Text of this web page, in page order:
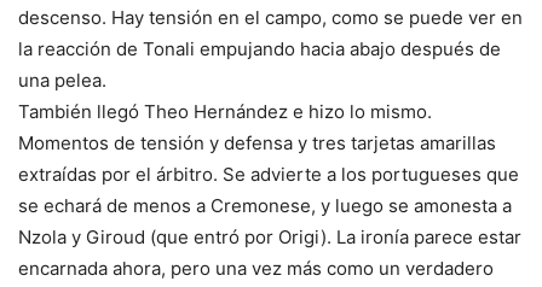
descenso. Hay tensión en el campo, como se puede ver en
la reacción de Tonali empujando hacia abajo después de
una pelea.
También llegó Theo Hernández e hizo lo mismo.
Momentos de tensión y defensa y tres tarjetas amarillas
extraídas por el árbitro. Se advierte a los portugueses que
se echará de menos a Cremonese, y luego se amonesta a
Nzola y Giroud (que entró por Origi). La ironía parece estar
encarnada ahora, pero una vez más como un verdadero